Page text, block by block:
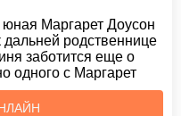
Маргарет Доусон
дальней родственнице
заботится еще о
одного с Маргарет